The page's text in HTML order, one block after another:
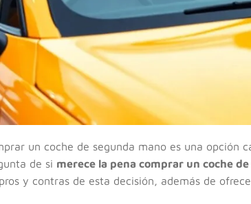
un coche de segunda mano es una opción
de si merece la pena comprar un coche
y contras de esta decisión, además de